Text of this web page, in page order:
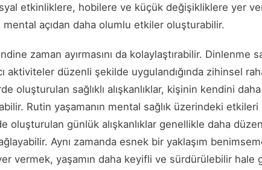
etkinliklere, hobilerе ve küçük değişikliklere yer
açıdan daha olumlu etkiler oluşturabilir.
zaman ayırmasını da kolaylaştırabilir. Dinlenme
aktiviteler düzenli şekilde uygulandığında zihinsel
oluşturulan sağlıklı alışkanlıklar, kişinin kendini
Rutin yaşamanın mental sağlık üzerindeki
oluşturulan günlük alışkanlıklar genellikle daha
Aynı zamanda esnek bir yaklaşım
vermek, yaşamın daha keyifli ve sürdürülebilir hale